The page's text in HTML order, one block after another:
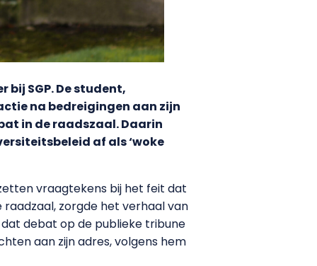
SGP. De student,
na bedreigingen aan zijn
in de raadszaal. Daarin
af als ‘woke
vraagtekens bij het feit dat
raadzaal, zorgde het verhaal van
debat op de publieke tribune
aan zijn adres, volgens hem